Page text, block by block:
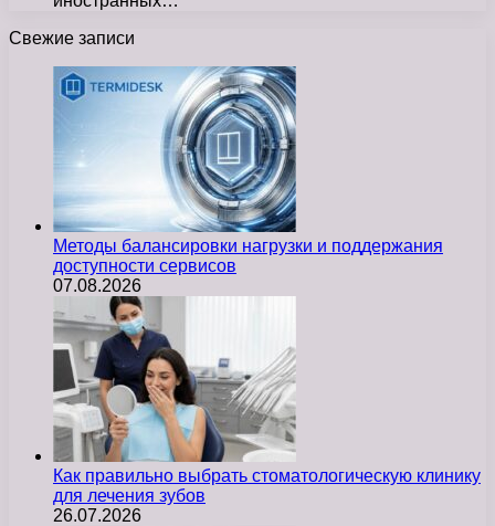
Свежие записи
Методы балансировки нагрузки и поддержания
доступности сервисов
07.08.2026
Как правильно выбрать стоматологическую клинику
для лечения зубов
26.07.2026